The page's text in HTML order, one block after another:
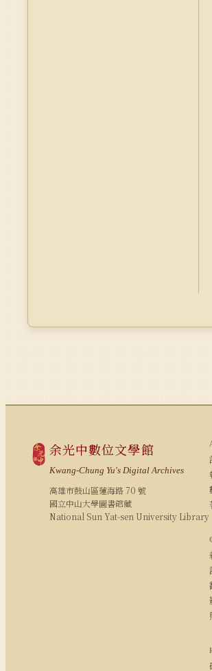
余光中數位文學館
Kwang-Chung Yu's Digital Archives
高雄市鼓山區蓮海路 70 號
國立中山大學圖書館藏
National Sun Yat-sen University Library